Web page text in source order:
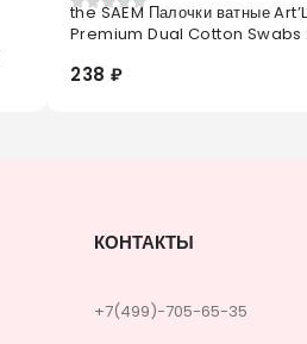
0 из 5
the SAEM Палочки ватные
Premium Dual Cotton Swabs
238 ₽
КОНТАКТЫ
+7(499)-705-65-35